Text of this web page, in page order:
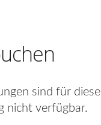
sind für diese
nicht verfügbar.